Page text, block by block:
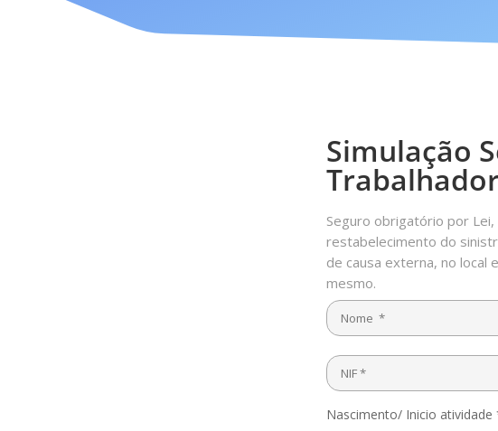
Simulação
Seguro obrigatório por
restabelecimento do
de causa externa, no local
mesmo.
Nascimento/ Inicio atividade